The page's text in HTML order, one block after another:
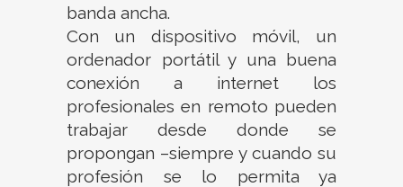
banda ancha.
Con un dispositivo móvil, un
ordenador portátil y una buena
conexión a internet los
profesionales en remoto pueden
trabajar desde donde se
propongan –siempre y cuando su
profesión se lo permita ya